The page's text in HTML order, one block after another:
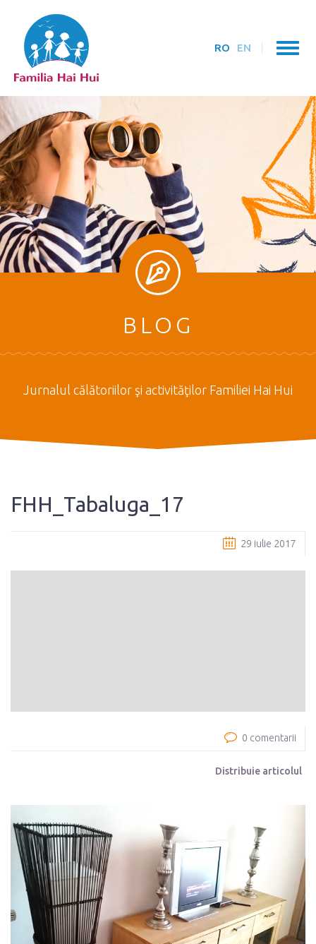
RO EN
BLOG
Jurnalul călătoriilor şi activităţilor Familiei Hai Hui
FHH_Tabaluga_17
29 iulie 2017
0 comentarii
Distribuie articolul